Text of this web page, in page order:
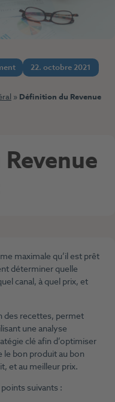
22. octobre 2021
» Définition du Revenue
maximale qu’il est prêt
déterminer quelle
canal, à quel prix, et
des recettes, permet
une analyse
clé afin d’optimiser
bon produit au bon
et au meilleur prix.
suivants :